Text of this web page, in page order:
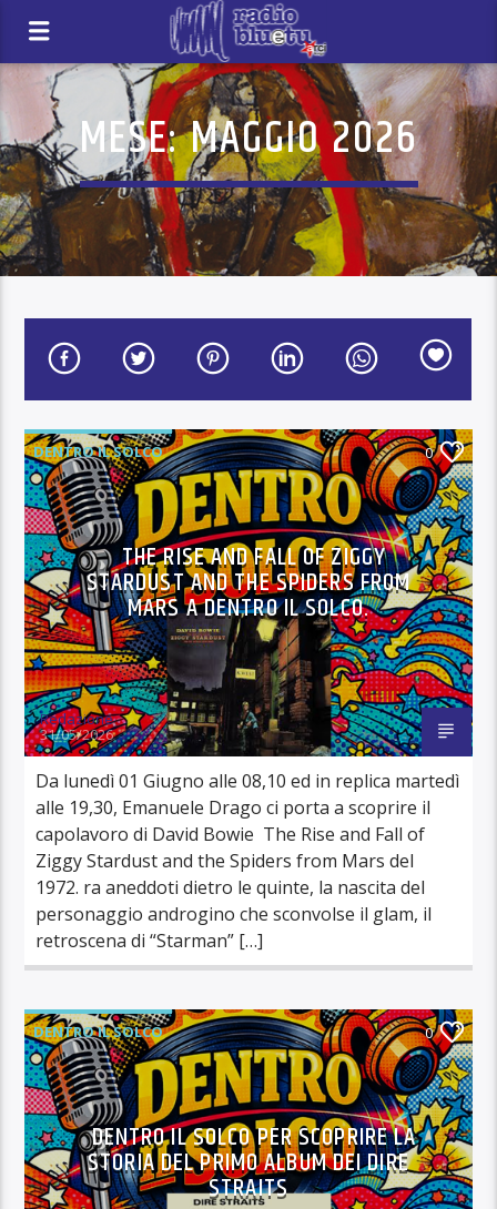
MESE:MAGGIO 2026
DENTRO IL SOLCO 0
THE RISE AND FALL OF ZIGGY
STARDUST AND THE SPIDERS FROM
MARS A DENTRO IL SOLCO.
Redazione
31/05/2026
Da lunedì 01 Giugno alle 08,10 ed in replica martedì
alle 19,30, Emanuele Drago ci porta a scoprire il
capolavoro di David Bowie The Rise and Fall of
Ziggy Stardust and the Spiders from Mars del
1972. ra aneddoti dietro le quinte, la nascita del
personaggio androgino che sconvolse il glam, il
retroscena di “Starman” […]
DENTRO IL SOLCO 0
DENTRO IL SOLCO PER SCOPRIRE LA
STORIA DEL PRIMO ALBUM DEI DIRE
STRAITS